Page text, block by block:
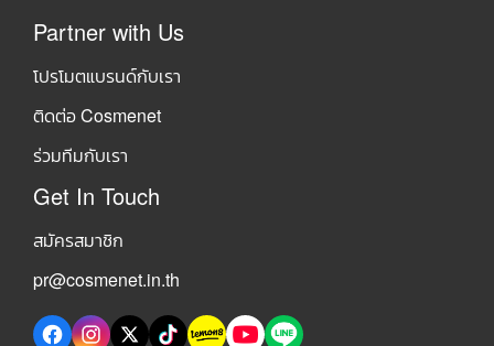
Partner with Us
โปรโมตแบรนด์กับเรา
ติดต่อ Cosmenet
ร่วมทีมกับเรา
Get In Touch
สมัครสมาชิก
pr@cosmenet.in.th